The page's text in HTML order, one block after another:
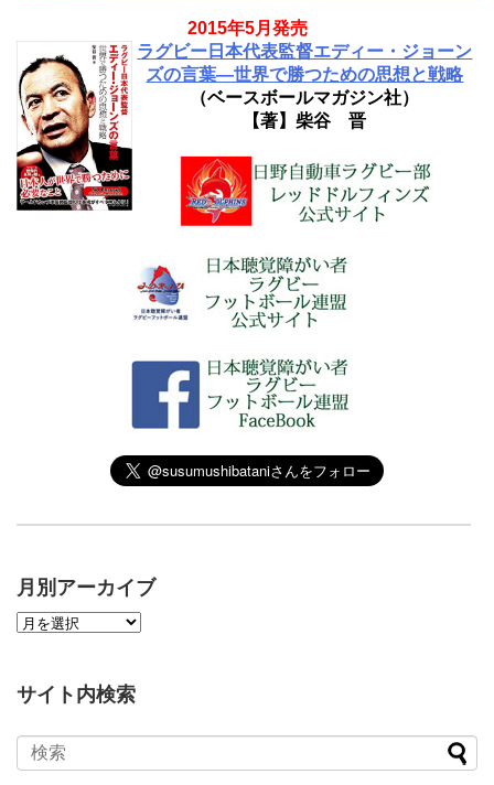
2015年5月発売
ラグビー日本代表監督エディー・ジョーン
ズの言葉―世界で勝つための思想と戦略
（ベースボールマガジン社）
【著】柴谷 晋
月別アーカイブ
サイト内検索